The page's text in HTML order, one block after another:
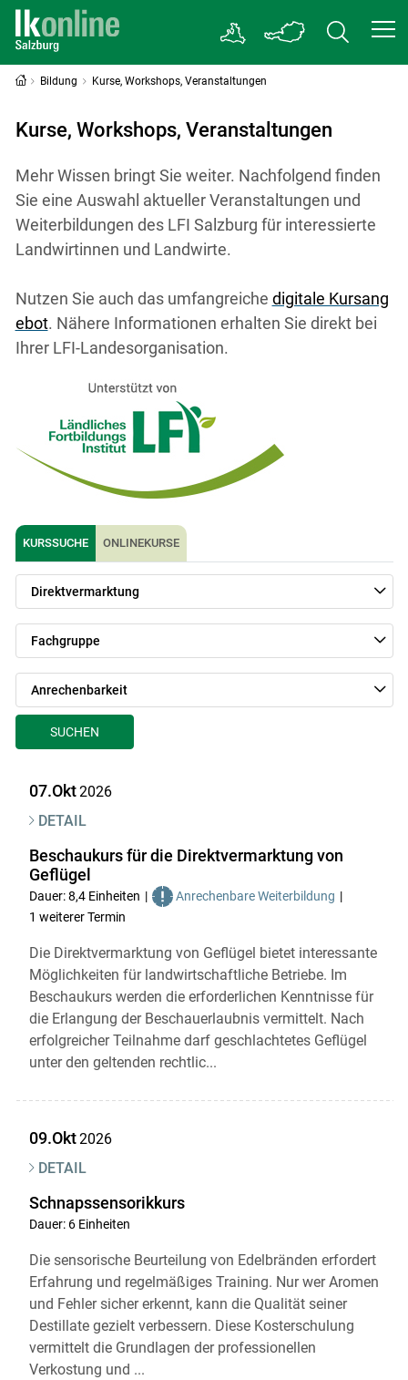
Skip to main content
Bildung Kurse, Workshops, Veranstaltungen
Kurse, Workshops, Veranstaltungen
Mehr Wissen bringt Sie weiter. Nachfolgend finden
Sie eine Auswahl aktueller Veranstaltungen und
Weiterbildungen des LFI Salzburg für interessierte
Landwirtinnen und Landwirte.
Nutzen Sie auch das umfangreiche digitale Kursang
ebot. Nähere Informationen erhalten Sie direkt bei
Ihrer LFI-Landesorganisation.
KURSSUCHE ONLINEKURSE
Direktvermarktung
Fachgruppe
Anrechenbarkeit
SUCHEN
07.Okt2026
DETAIL
Beschaukurs für die Direktvermarktung von
Geflügel
Dauer: 8,4 Einheiten
Anrechenbare Weiterbildung
1 weiterer Termin
Die Direktvermarktung von Geflügel bietet interessante
Möglichkeiten für landwirtschaftliche Betriebe. Im
Beschaukurs werden die erforderlichen Kenntnisse für
die Erlangung der Beschauerlaubnis vermittelt. Nach
erfolgreicher Teilnahme darf geschlachtetes Geflügel
unter den geltenden rechtlic...
09.Okt2026
DETAIL
Schnapssensorikkurs
Dauer: 6 Einheiten
Die sensorische Beurteilung von Edelbränden erfordert
Erfahrung und regelmäßiges Training. Nur wer Aromen
und Fehler sicher erkennt, kann die Qualität seiner
Destillate gezielt verbessern. Diese Kosterschulung
vermittelt die Grundlagen der professionellen
Verkostung und ...